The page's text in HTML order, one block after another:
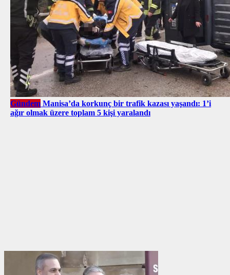
Gündem Manisa’da korkunç bir trafik kazası yaşandı: 1’i
ağır olmak üzere toplam 5 kişi yaralandı